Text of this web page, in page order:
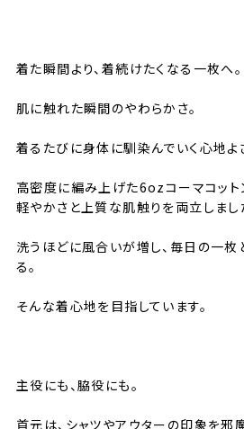
着た瞬間より、着続けたくなる一枚へ。
肌に触れた瞬間のやわらかさ。
着るたびに身体に馴染んでいく心地よ
高密度に編み上げた6ozコーマコット
軽やかさと上質な肌触りを両立しまし
洗うほどに風合いが増し、毎日の一
る。
そんな着心地を目指しています。
主役にも、脇役にも。
首元は、シャツやアウターの印象を邪